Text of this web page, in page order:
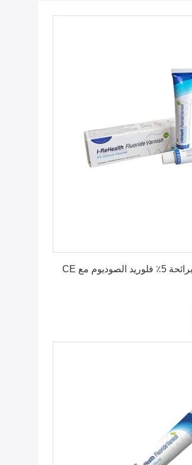
10 جرام شمام طازج برائحة 5٪ فلوريد الصوديوم مع CE